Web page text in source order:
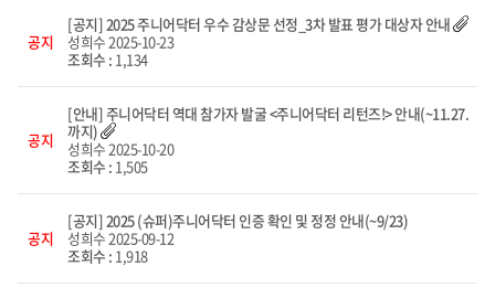
공지
[공지] 2025 주니어닥터 우수 감상문 선정_3차 발표 평가 대상자 안내
성희수2025-10-23
조회수 : 1,134
공지
[안내] 주니어닥터 역대 참가자 발굴 <주니어닥터 리턴즈!> 안내(~11.27.
까지)
성희수2025-10-20
조회수 : 1,505
공지
[공지] 2025 (슈퍼)주니어닥터 인증 확인 및 정정 안내(~9/23)
성희수2025-09-12
조회수 : 1,918